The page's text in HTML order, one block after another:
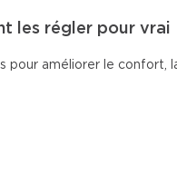
les régler pour vrai
pour améliorer le confort,